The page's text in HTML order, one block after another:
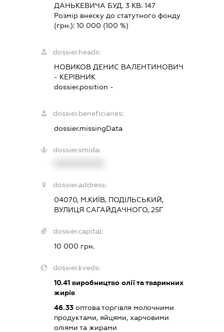
ДАНЬКЕВИЧА БУД. 3 КВ. 147
Розмір внеску до статутного фонду
(грн.):10 000 (100 %)
dossier.heads:
НОВИКОВ ДЕНИС ВАЛЕНТИНОВИЧ
- КЕРІВНИК
dossier.position -
dossier.beneficiaries:
dossier.missingData
dossier.smida:
dossier.address:
04070, М.КИЇВ, ПОДІЛЬСЬКИЙ,
ВУЛИЦЯ САГАЙДАЧНОГО, 25Г
dossier.capital:
10 000 грн.
dossier.kveds:
10.41 виробництво олії та тваринних
жирів
46.33 оптова торгівля молочними
продуктами, яйцями, харчовими
оліями та жирами